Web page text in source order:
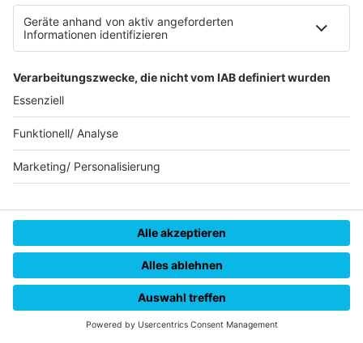
HOME STREAMS MENÜ
144 - BUSCHI AUF DER PISTE - SEBASTIAN
VOLLMER AM MIKRO!
INFO
12.12.2022 Folge
05.12.2022 Folge
LAUSCHANGRIFF 142 - DIE MANNSCHAFT:
INFO
28.11.2022
FOLGE 141 - BOYKOTT ODER KEIN BOCK?
14.11.2022
FOLGE 140 - HINRUNDEN-BILANZ